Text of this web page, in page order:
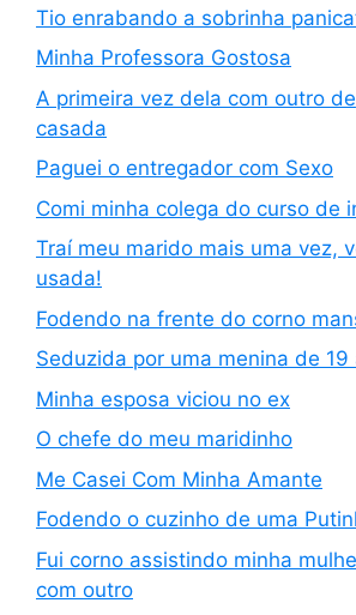
Tio enrabando a sobrinha
Minha Professora Gostosa
A primeira vez dela com outro
casada
Paguei o entregador com Sexo
Comi minha colega do curso de
Traí meu marido mais uma vez,
usada!
Fodendo na frente do corno
Seduzida por uma menina de 19
Minha esposa viciou no ex
O chefe do meu maridinho
Me Casei Com Minha Amante
Fodendo o cuzinho de uma
Fui corno assistindo minha
com outro